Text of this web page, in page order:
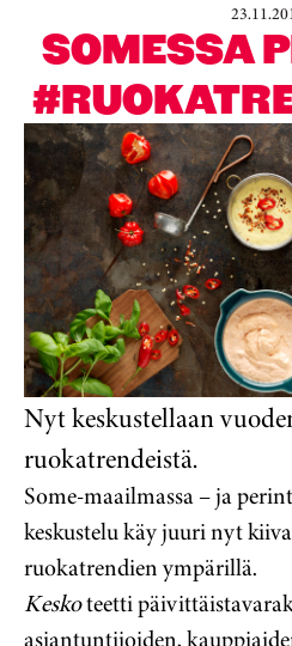
SOMESSA
Nyt keskustellaan
ruokatrendeistä.
Some-maailmassa – ja
keskustelu käy juuri nyt
ruokatrendien ympärillä.
Keskoteetti